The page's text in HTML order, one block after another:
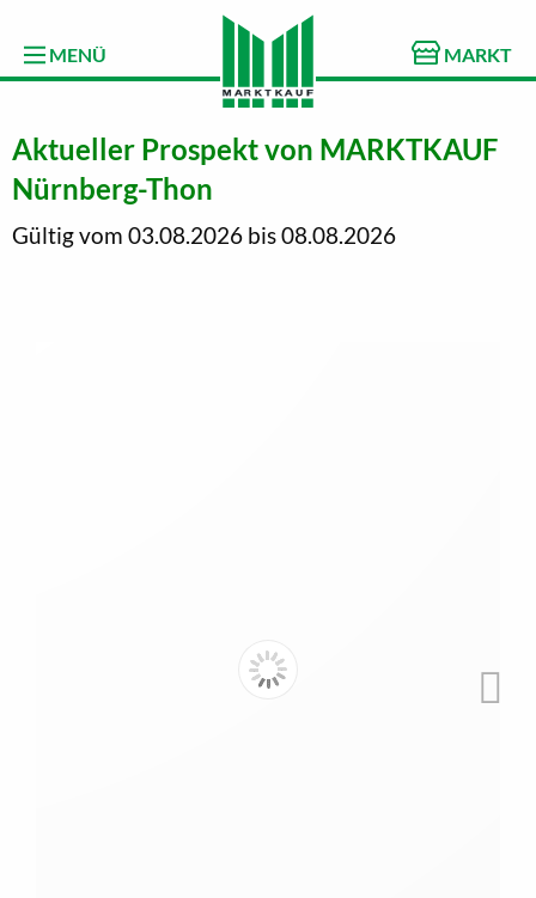
MENÜ MARKT
Aktueller Prospekt von MARKTKAUF
Nürnberg-Thon
Gültig vom 03.08.2026 bis 08.08.2026